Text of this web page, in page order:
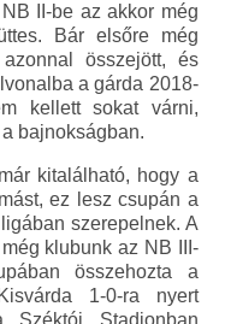
II-be az akkor még
Bár elsőre még
összejött, és
a gárda 2018-
kellett sokat várni,
bajnokságban.
kitalálható, hogy a
ez lesz csupán a
szerepelnek. A
klubunk az NB III-
összehozta a
1-0-ra nyert